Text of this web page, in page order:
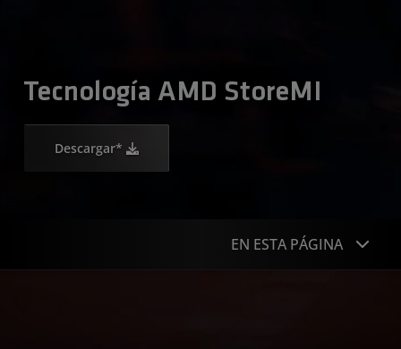
Tecnología AMD StoreMI
Descargar*
EN ESTA PÁGINA